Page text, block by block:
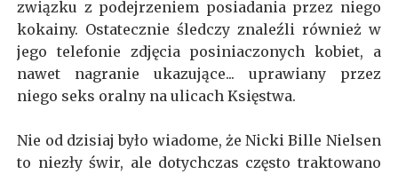
związku z podejrzeniem posiadania przez niego
kokainy. Ostatecznie śledczy znaleźli również w
jego telefonie zdjęcia posiniaczonych kobiet, a
nawet nagranie ukazujące... uprawiany przez
niego seks oralny na ulicach Księstwa.
Nie od dzisiaj było wiadome, że Nicki Bille Nielsen
to niezły świr, ale dotychczas często traktowano